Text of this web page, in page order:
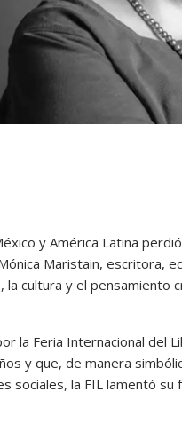
y América Latina
Maristain, escritora,
cultura y el pensamiento
la Feria Internacional del
y que, de manera
sociales, la FIL lamentó